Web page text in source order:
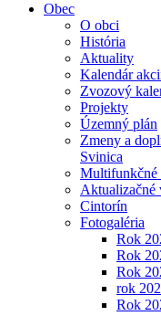
Obec
O obci
História
Aktuality
Kalendár
Zvozový
Projekty
Územný plán
Zmeny a
Svinica
Multifunkčné
Aktualizačné
Cintorín
Fotogaléria
Rok
Rok
Rok
rok
Rok